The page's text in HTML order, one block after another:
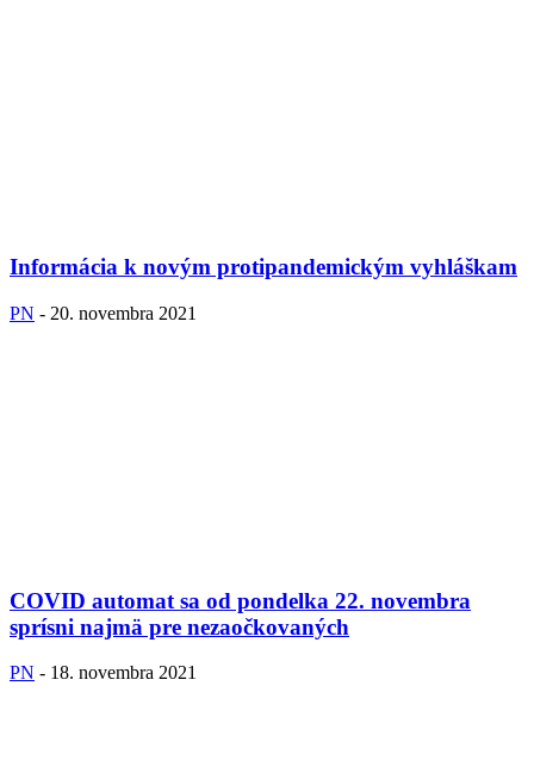
Informácia k novým protipandemickým vyhláškam
PN - 20. novembra 2021
COVID automat sa od pondelka 22. novembra
sprísni najmä pre nezaočkovaných
PN - 18. novembra 2021